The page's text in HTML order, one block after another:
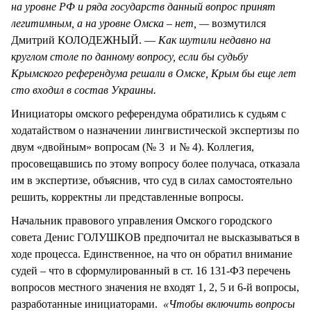
на уровне РФ и ряда государств данный вопрос принят
легитимным, а на уровне Омска – нет, —возмутился
Дмитрий КОЛОДЕЖНЫЙ. — Как шутили недавно на
круглом столе по данному вопросу, если бы судьбу
Крымского референдума решали в Омске, Крым бы еще лет
сто входил в состав Украины.
Инициаторы омского референдума обратились к судьям с
ходатайством о назначении лингвистической экспертизы по
двум «двойным» вопросам (№ 3 и № 4). Коллегия,
просовещавшись по этому вопросу более получаса, отказала
им в экспертизе, объяснив, что суд в силах самостоятельно
решить, корректны ли представленные вопросы.
Начальник правового управления Омского городского
совета Денис ГОЛУШКОВ предпочитал не высказываться в
ходе процесса. Единственное, на что он обратил внимание
судей – что в сформулированный в ст. 16 131-ФЗ перечень
вопросов местного значения не входят 1, 2, 5 и 6-й вопросы,
разработанные инициаторами. «Чтобы включить вопросы